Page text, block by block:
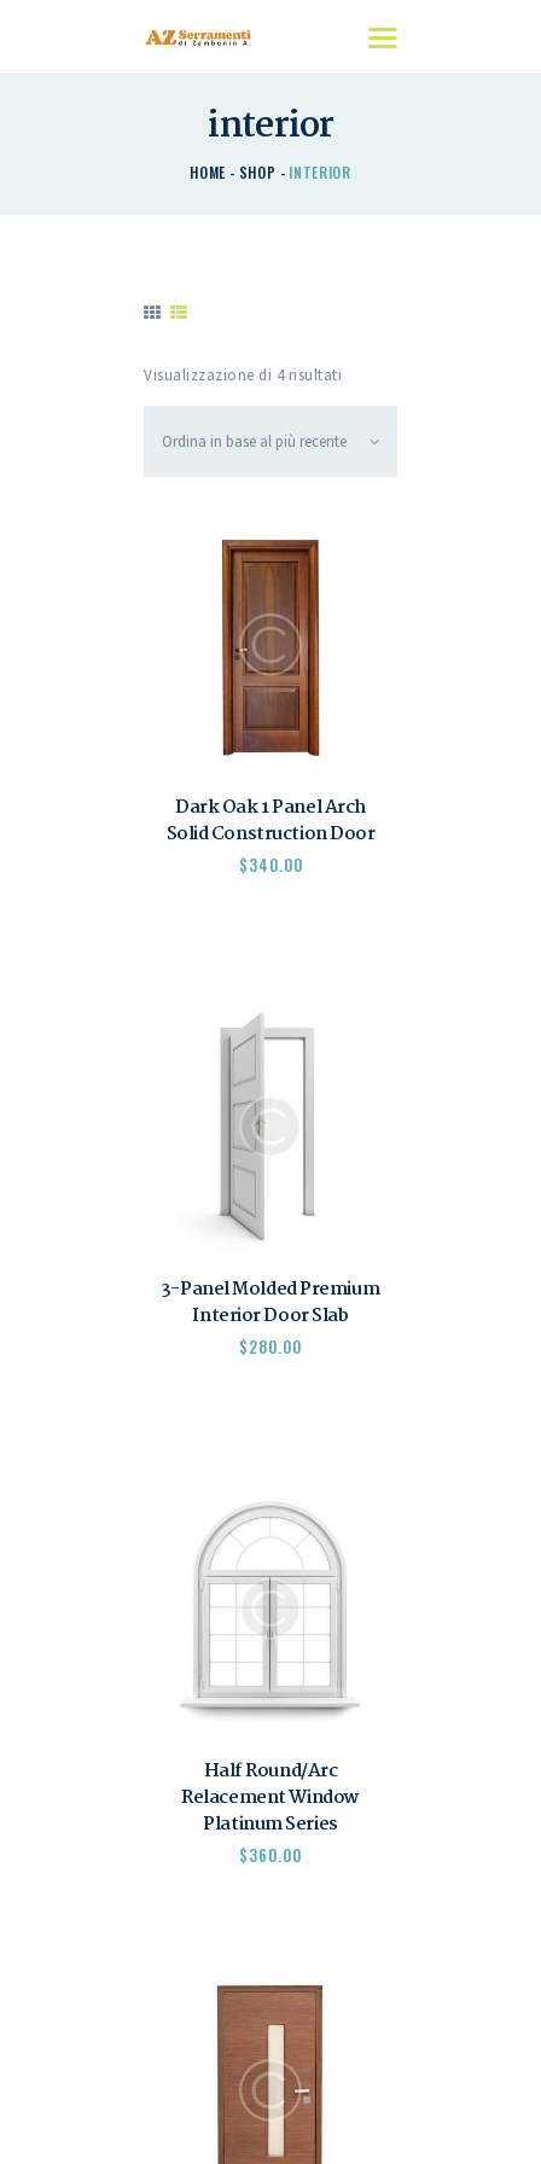
interior
HOME SHOP INTERIOR
CHI SIAMO
Visualizzazione di 4 risultati
Dark Oak 1 Panel Arch
Solid Construction Door
$340.00
3-Panel Molded Premium
Interior Door Slab
$280.00
Half Round/Arc
Relacement Window
Platinum Series
$360.00